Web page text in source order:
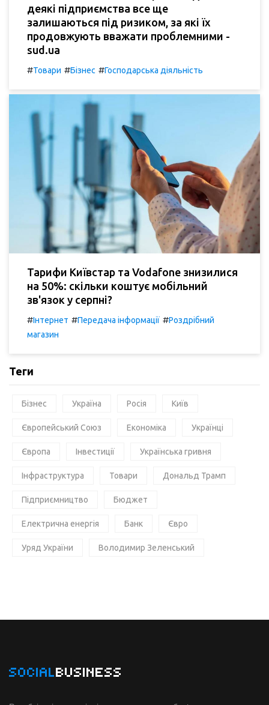
деякі підприємства все ще
залишаються під ризиком, за які їх
продовжують вважати проблемними -
sud.ua
#Товари #Бізнес #Господарська діяльність
Тарифи Київстар та Vodafone знизилися
на 50%: скільки коштує мобільний
зв'язок у серпні?
#Інтернет #Передача інформації #Роздрібний
магазин
Теги
Бізнес Україна Росія Київ
Європейський Союз Економіка Українці
Європа Інвестиції Українська гривня
Інфраструктура Товари Дональд Трамп
Підприємництво Бюджет
Електрична енергія Банк Євро
Уряд України Володимир Зеленський
SOCIALBUSINESS